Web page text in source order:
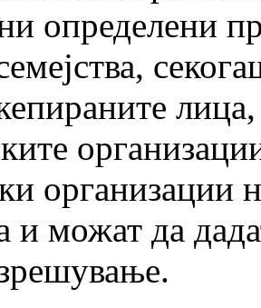
определени
организации
и можат да